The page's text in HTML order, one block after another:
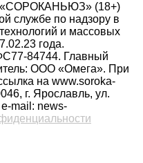
«СОРОКАНЬЮЗ» (18+)
службе по надзору в
и массовых
года.
84744. Главный
ООО «Омега». При
на www.soroka-
г. Ярославль, ул.
mail: news-